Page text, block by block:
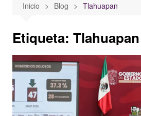
Inicio Blog Tlahuapan
Etiqueta: Tlahuapan